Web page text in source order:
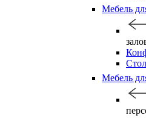
Мебель
Мебель